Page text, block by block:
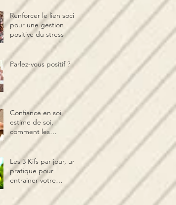
Renforcer le lien social
pour une gestion
positive du stress
Parlez-vous positif ?
Confiance en soi,
estime de soi,
comment les
distinguer et les
cultiver ?
Les 3 Kifs par jour, une
pratique pour
entrainer votre
cerveau au bien-être